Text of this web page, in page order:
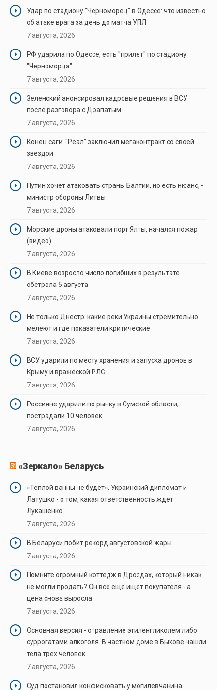
Удар по стадиону "Черноморец" в Одессе: что известно
об атаке врага за день до матча УПЛ
7 августа, 2026
РФ ударила по Одессе, есть "прилет" по стадиону
"Черноморца"
7 августа, 2026
Зеленский анонсировал кадровые решения в ВСУ
после разговора с Драпатым
7 августа, 2026
Конец саги: "Реал" заключил мегаконтракт со своей
звездой
7 августа, 2026
Путин хочет атаковать страны Балтии, но есть нюанс, -
министр обороны Литвы
7 августа, 2026
Морские дроны атаковали порт Ялты, начался пожар
(видео)
7 августа, 2026
В Киеве возросло число погибших в результате
обстрела 5 августа
7 августа, 2026
Не только Днестр: какие реки Украины стремительно
мелеют и где показатели критические
7 августа, 2026
ВСУ ударили по месту хранения и запуска дронов в
Крыму и вражеской РЛС
7 августа, 2026
Россияне ударили по рынку в Сумской области,
пострадали 10 человек
7 августа, 2026
«Зеркало» Беларусь
«Теплой ванны не будет». Украинский дипломат и
Латушко - о том, какая ответственность ждет
Лукашенко
7 августа, 2026
В Беларуси побит рекорд августовской жары
7 августа, 2026
Помните огромный коттедж в Дроздах, который никак
не могли продать? Он все еще ищет покупателя - а
цена снова выросла
7 августа, 2026
Основная версия - отравление этиленгликолем либо
суррогатами алкоголя. В частном доме в Быхове нашли
тела трех человек
7 августа, 2026
Суд постановил конфисковать у могилевчанина